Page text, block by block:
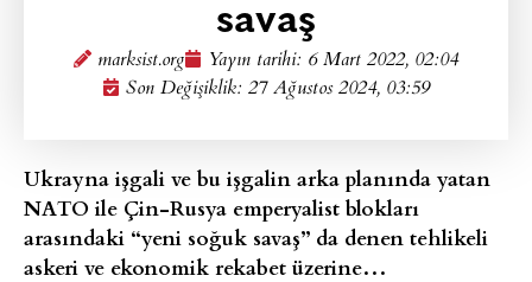
savaş
marksist.org Yayın tarihi: 6 Mart 2022, 02:04
Son Değişiklik: 27 Ağustos 2024, 03:59
Ukrayna işgali ve bu işgalin arka planında yatan
NATO ile Çin-Rusya emperyalist blokları
arasındaki “yeni soğuk savaş” da denen tehlikeli
askeri ve ekonomik rekabet üzerine…